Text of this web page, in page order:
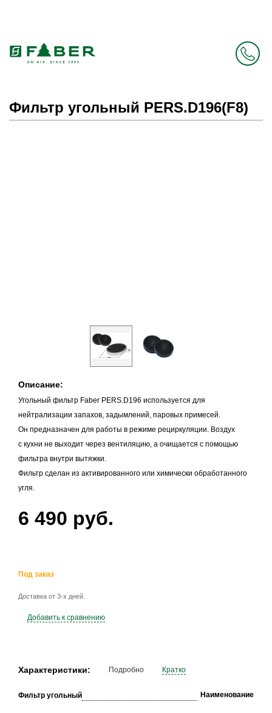
Фильтр угольный PERS.D196(F8)
Описание:
Угольный фильтр Faber PERS.D196 используется для
нейтрализации запахов, задымлений, паровых примесей.
Он предназначен для работы в режиме рециркуляции. Воздух
с кухни не выходит через вентиляцию, а очищается с помощью
фильтра внутри вытяжки.
Фильтр сделан из активированного или химически обработанного
угля.
6 490 руб.
Под заказ
Доставка от 3-х дней.
Добавить к сравнению
Характеристики: Подробно Кратко
Фильтр угольный Наименование